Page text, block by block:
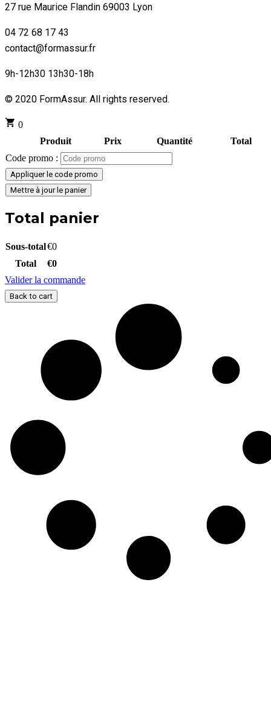
27 rue Maurice Flandin 69003 Lyon
04 72 68 17 43
contact@formassur.fr
9h-12h30 13h30-18h
© 2020 FormAssur. All rights reserved.
0
Produit
Prix Quantité
Total
Code promo :
Appliquer le code promo
Mettre à jour le panier
Total panier
Sous-total€0
Total
€0
Valider la commande
Back to cart